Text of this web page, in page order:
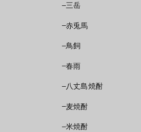
三岳
赤兎馬
鳥飼
春雨
八丈島焼酎
麦焼酎
米焼酎